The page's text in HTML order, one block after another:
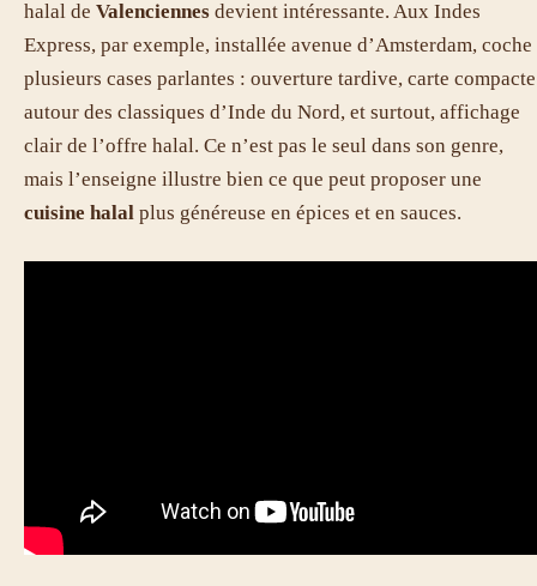
halal de Valenciennes devient intéressante. Aux Indes
Express, par exemple, installée avenue d’Amsterdam, coche
plusieurs cases parlantes : ouverture tardive, carte compacte
autour des classiques d’Inde du Nord, et surtout, affichage
clair de l’offre halal. Ce n’est pas le seul dans son genre,
mais l’enseigne illustre bien ce que peut proposer une
cuisine halal plus généreuse en épices et en sauces.